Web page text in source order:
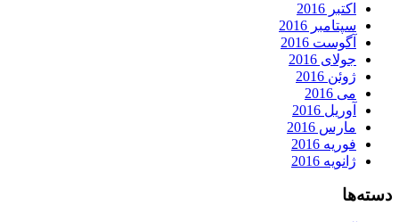
اکتبر 2016
سپتامبر 2016
آگوست 2016
جولای 2016
ژوئن 2016
می 2016
آوریل 2016
مارس 2016
فوریه 2016
ژانویه 2016
دسته‌ها